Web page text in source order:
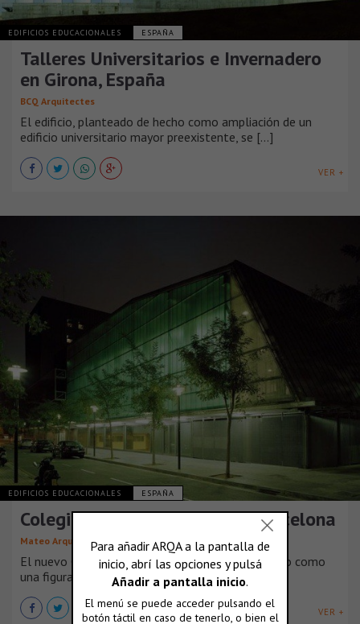
EDIFICIOS EDUCACIONALES ESPAÑA
Talleres Universitarios e Invernadero
en Girona, España
BCQ Arquitectes
El edificio, planteado de hecho como ampliación de un
edificio universitario mayor preexistente, se [...]
VER +
EDIFICIOS EDUCACIONALES ESPAÑA
Colegio Mayor Sant Jordi en Barcelona
Mateo Arquitectura Josep Lluís Mateo
El nuevo Colegio Mayor Sant Jordi se ha concebido como
una figura especial con voz [...]
VER +